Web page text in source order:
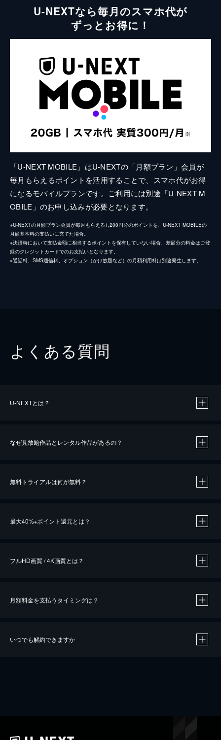
U-NEXTなら毎月のスマホ代が
ずっとお得に！
「U-NEXT MOBILE」はU-NEXTの「月額プラン」会員が
毎月もらえるポイントを活用することで、スマホ代がお得
になるモバイルプランです。ご利用には別途「U-NEXT M
OBILE」のお申し込みが必要となります。
※U-NEXTの月額プラン会員が毎月もらえる1,200円分のポイントを、U-NEXT MOBILEの
月額基本料の支払いに充てた場合。
※決済時において支払金額に相当するポイントを保有していない場合、差額分の料金はご登
録のクレジットカードでのお支払いとなります。
※通話料、SMS通信料、オプション（かけ放題など）の月額利用料は別途発生します。
よくある質問
U-NEXTとは？
なぜ見放題作品とレンタル作品があるの？
無料トライアルは何が無料？
最大40%※ポイント還元とは？
※40％ポイント還元の対象は、クレジットカード決済による作品の購入 / レンタルです。
iOSアプリのUコイン決済による作品の購入 / レンタルは、20％のポイント還元です。
フルHD画質 / 4K画質とは？
月額料金を支払うタイミングは？
いつでも解約できますか